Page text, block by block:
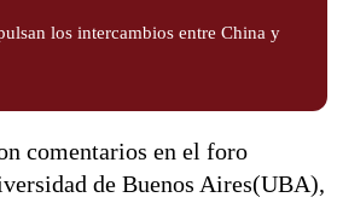
los intercambios entre China y
comentarios en el foro
de Buenos Aires(UBA),